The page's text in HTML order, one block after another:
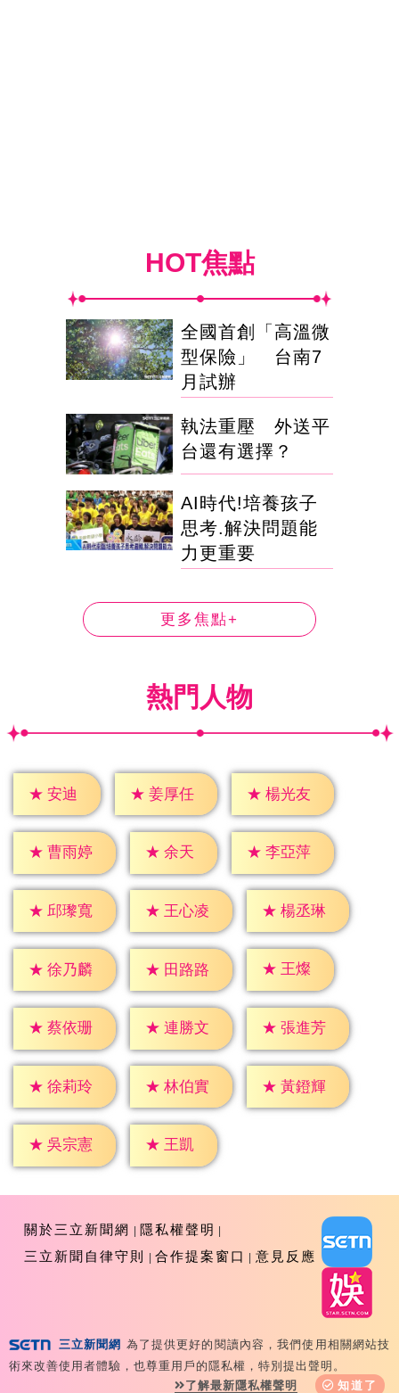
HOT焦點
全國首創「高溫微
型保險」 台南7
月試辦
執法重壓 外送平
台還有選擇？
AI時代!培養孩子
思考.解決問題能
力更重要
更多焦點+
熱門人物
★ 安迪 ★ 姜厚任 ★ 楊光友
★ 曹雨婷 ★ 余天 ★ 李亞萍
★ 邱瓈寬 ★ 王心凌 ★ 楊丞琳
★ 徐乃麟 ★ 田路路 ★ 王燦
★ 蔡依珊 ★ 連勝文 ★ 張進芳
★ 徐莉玲 ★ 林伯實 ★ 黃鐙輝
★ 吳宗憲 ★ 王凱
關於三立新聞網
隱私權聲明
三立新聞自律守則
合作提案窗口 意見反應
Copyright ©2026 Sanlih E-Television All Rights
Reserved 版權所有 盜用必究 台北市內湖區舊宗路一段159
三立新聞網 為了提供更好的閱讀內容，我們使用相關網站技
術來改善使用者體驗，也尊重用戶的隱私權，特別提出聲明。
了解最新隱私權聲明
知道了